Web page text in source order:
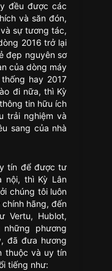
đều được các
và săn đón,
sự tương tác,
2016 trở lại
đẹp nguyên sơ
của dòng máy
hay 2017
đi nữa, thì Kỳ
tin hữu ích
trải nghiệm và
sang của nhà
tín để được tư
nội, thì Kỳ Lân
chúng tôi luôn
hãng, đến
Vertu, Hublot,
phương
đã đưa hương
thuộc và uy tín
tiếng như: